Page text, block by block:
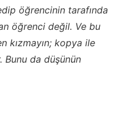
öğrencinin tarafında
öğrenci değil. Ve bu
kızmayın; kopya ile
Bunu da düşünün